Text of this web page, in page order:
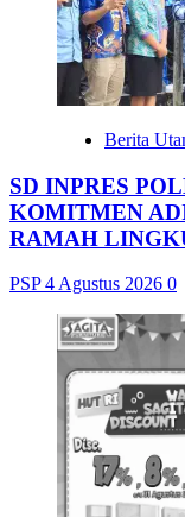
Berita
SD INPRES
KOMITMEN
RAMAH
PSP4 Agustus 2026 0